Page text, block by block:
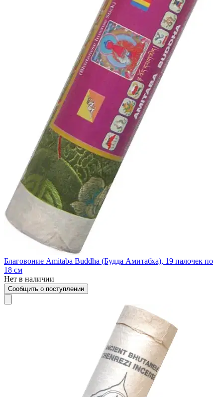
Благовоние Amitaba Buddha (Будда Амитабха), 19 палочек по
18 см
Нет в наличии
Сообщить о поступлении